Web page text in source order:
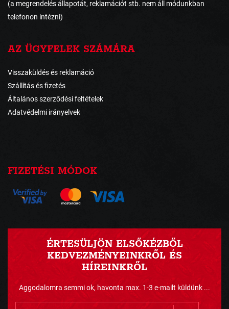
(a megrendelés állapotát, reklamációt stb. nem áll módunkban
telefonon intézni)
AZ ÜGYFELEK SZÁMÁRA
Visszaküldés és reklamáció
Szállítás és fizetés
Általános szerződési feltételek
Adatvédelmi irányelvek
FIZETÉSI MÓDOK
ÉRTESÜLJÖN ELSŐKÉZBŐL
KEDVEZMÉNYEINKRŐL ÉS
HÍREINKRŐL
Aggodalomra semmi ok, havonta max. 1-3 e-mailt küldünk ...